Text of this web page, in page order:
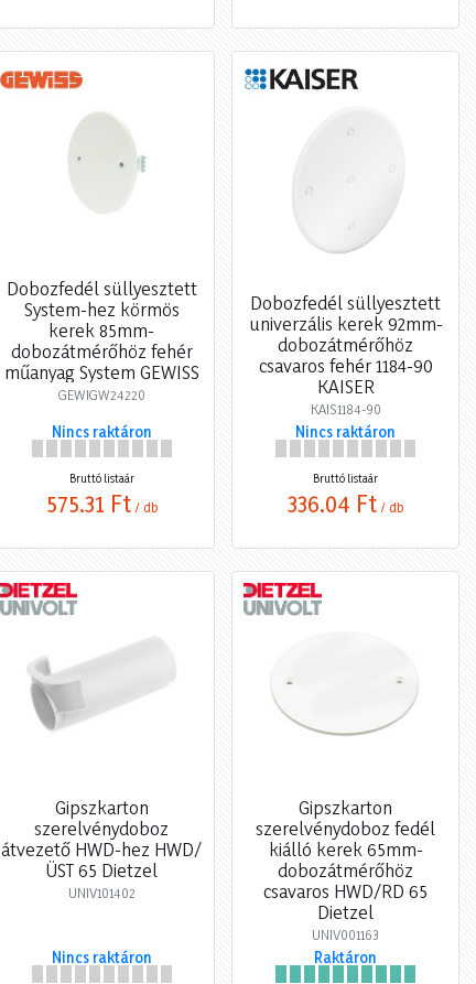
Dobozfedél süllyesztett
System-hez körmös
kerek 85mm-
dobozátmérőhöz fehér
műanyag System GEWISS
GEWIGW24220
Nincs raktáron
Bruttó listaár
575,31 Ft / db
Dobozfedél süllyesztett
univerzális kerek 92mm-
dobozátmérőhöz
csavaros fehér 1184-90
KAISER
KAIS1184-90
Nincs raktáron
Bruttó listaár
336,04 Ft / db
Gipszkarton
szerelvénydoboz
átvezető HWD-hez HWD/
ÜST 65 Dietzel
UNIV101402
Nincs raktáron
Gipszkarton
szerelvénydoboz fedél
kiálló kerek 65mm-
dobozátmérőhöz
csavaros HWD/RD 65
Dietzel
UNIV001163
Raktáron